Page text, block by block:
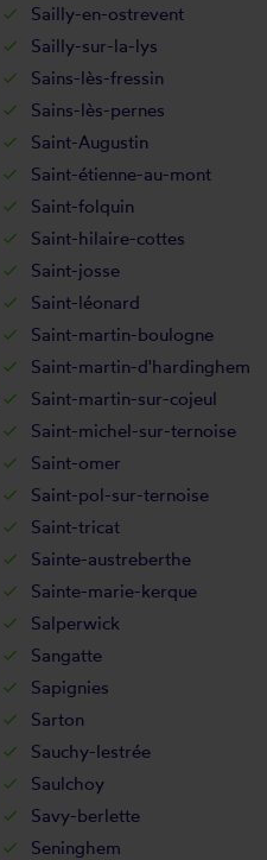
Sailly-en-ostrevent
Sailly-sur-la-lys
Sains-lès-fressin
Sains-lès-pernes
Saint-Augustin
Saint-étienne-au-mont
Saint-folquin
Saint-hilaire-cottes
Saint-josse
Saint-léonard
Saint-martin-boulogne
Saint-martin-d'hardinghem
Saint-martin-sur-cojeul
Saint-michel-sur-ternoise
Saint-omer
Saint-pol-sur-ternoise
Saint-tricat
Sainte-austreberthe
Sainte-marie-kerque
Salperwick
Sangatte
Sapignies
Sarton
Sauchy-lestrée
Saulchoy
Savy-berlette
Seninghem